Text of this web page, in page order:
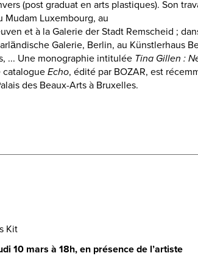
(post graduat en arts plastiques). Son
Mudam Luxembourg, au
et à la Galerie der Stadt Remscheid ;
Galerie, Berlin, au Künstlerhaus
... Une monographie intitulée Tina Gillen :
catalogue Echo, édité par BOZAR, est
des Beaux-Arts à Bruxelles.
Kit
10 mars à 18h, en présence de l’artiste